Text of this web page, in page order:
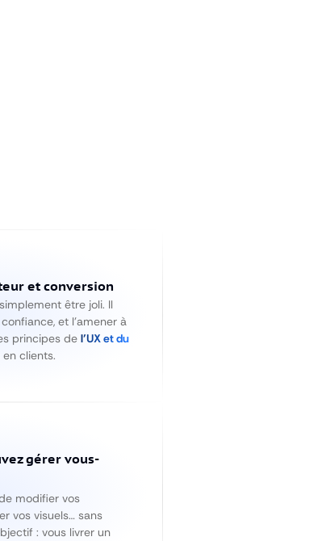
et conversion
être joli. Il
et l’amener à
principes de l’UX et du
clients.
gérer vous-
modifier vos
vos visuels… sans
: vous livrer un